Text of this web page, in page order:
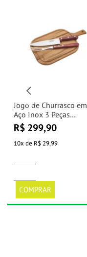
Jogo de Churrasco em
Aço Inox 3 Peças
Polywood Vermelho
Tramontina
R$ 299,90
10x de R$ 29,99
COMPRAR